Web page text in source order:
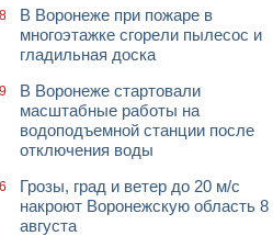
В Воронеже при пожаре в
многоэтажке сгорели пылесос и
гладильная доска
В Воронеже стартовали
масштабные работы на
водоподъемной станции после
отключения воды
Грозы, град и ветер до 20 м/с
накроют Воронежскую область 8
августа